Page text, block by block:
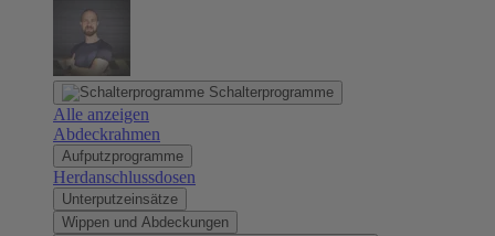
Schalterprogramme
Alle anzeigen
Abdeckrahmen
Aufputzprogramme
Herdanschlussdosen
Unterputzeinsätze
Wippen und Abdeckungen